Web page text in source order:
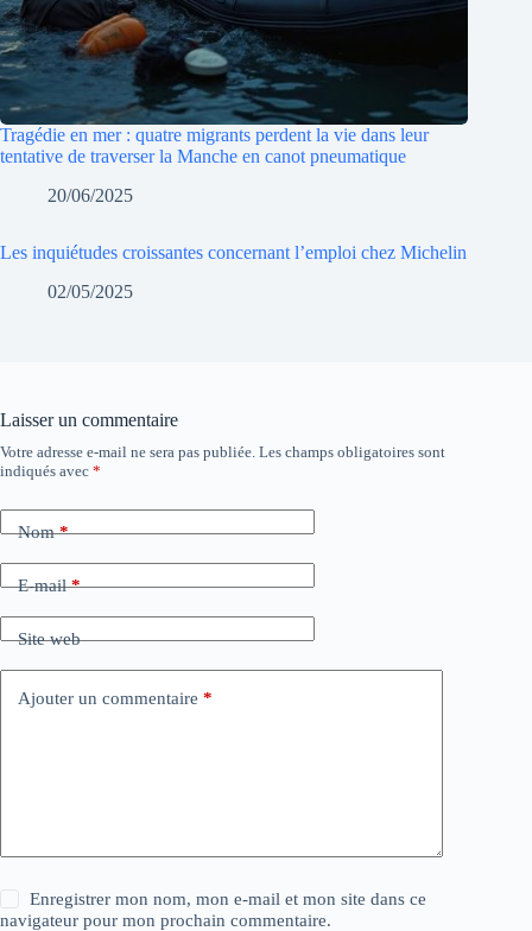
Tragédie en mer : quatre migrants perdent la vie dans leur
tentative de traverser la Manche en canot pneumatique
20/06/2025
Les inquiétudes croissantes concernant l’emploi chez Michelin
02/05/2025
Laisser un commentaire
Votre adresse e-mail ne sera pas publiée. Les champs obligatoires sont
indiqués avec *
Nom*
E-mail*
Site web
Ajouter un commentaire *
Enregistrer mon nom, mon e-mail et mon site dans ce
navigateur pour mon prochain commentaire.